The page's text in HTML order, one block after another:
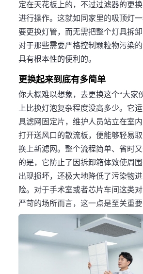
定在天花板上的，不过过滤器的更
进行操作。这就如同家里的吸顶灯
要更换灯管，而无需把整个灯具拆
对于那些需要严格控制颗粒物污染
具有根本性的便利的。
更换起来到底有多简单
你大概难以想象，去更换这个“大家
上比换灯泡复杂程度没高多少。它
具滤网固定片，维护人员站立在室内
打开送风口的散流板，便能够轻易
换上新滤网。整个流程简单、省时
的是，它防止了因拆卸箱体致使周
出现损坏，还极大地降低了污染物
险。对于手术室或者芯片车间这类
严苛的场所而言，这一点是至关重要